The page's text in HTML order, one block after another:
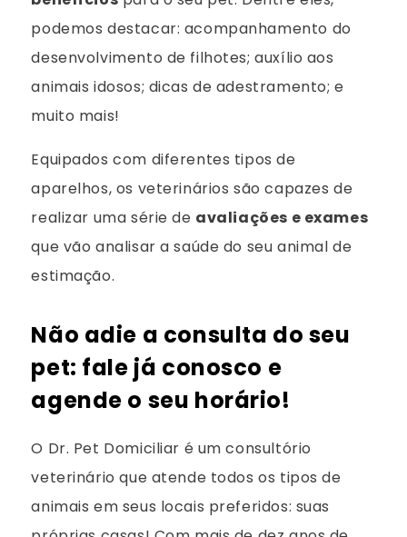
podemos destacar: acompanhamento do
desenvolvimento de filhotes; auxílio aos
animais idosos; dicas de adestramento; e
muito mais!
Equipados com diferentes tipos de
aparelhos, os veterinários são capazes de
realizar uma série de avaliações e exames
que vão analisar a saúde do seu animal de
estimação.
Não adie a consulta do seu
pet: fale já conosco e
agende o seu horário!
O Dr. Pet Domiciliar é um consultório
veterinário que atende todos os tipos de
animais em seus locais preferidos: suas